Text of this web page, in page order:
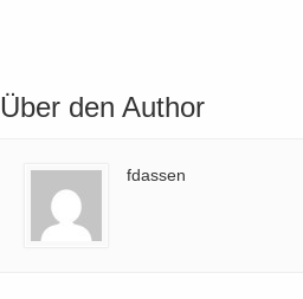
Über den Author
fdassen